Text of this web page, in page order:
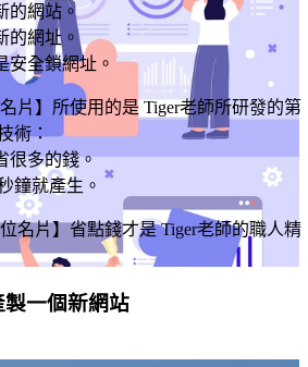
的網站。
的網址。
安全鎖網址。
片】所使用的是 Tiger老師所研發的第
術：
很多的錢。
鐘就產生。
名片】省點錢才是 Tiger老師的職人精
一個新網站